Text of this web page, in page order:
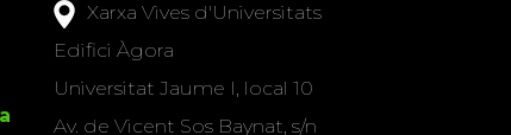
Xarxa Vives d'Universitats
Edifici Àgora
Universitat Jaume I, local 10
Av. de Vicent Sos Baynat, s/n